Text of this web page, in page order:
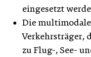
eingesetzt
Die
Verkehrsträger,
zu Flug-, See-